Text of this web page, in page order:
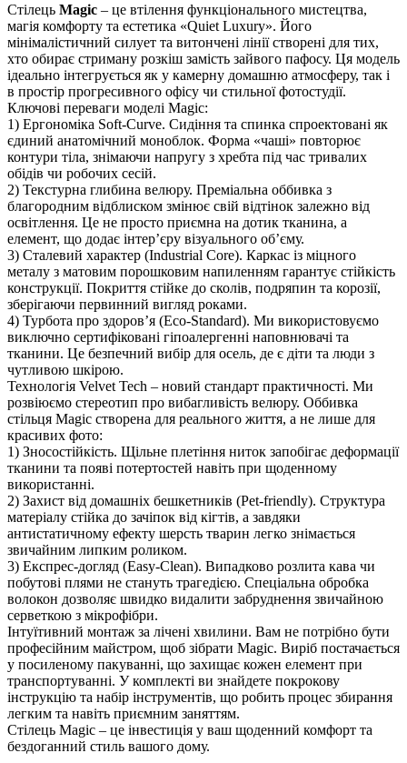
Стілець Magic – це втілення функціонального мистецтва,
магія комфорту та естетика «Quiet Luxury». Його
мінімалістичний силует та витончені лінії створені для тих,
хто обирає стриману розкіш замість зайвого пафосу. Ця модель
ідеально інтегрується як у камерну домашню атмосферу, так і
в простір прогресивного офісу чи стильної фотостудії.
Ключові переваги моделі Magic:
1) Ергономіка Soft-Curve. Сидіння та спинка спроектовані як
єдиний анатомічний моноблок. Форма «чаші» повторює
контури тіла, знімаючи напругу з хребта під час тривалих
обідів чи робочих сесій.
2) Текстурна глибина велюру. Преміальна оббивка з
благородним відблиском змінює свій відтінок залежно від
освітлення. Це не просто приємна на дотик тканина, а
елемент, що додає інтер’єру візуального об’єму.
3) Сталевий характер (Industrial Core). Каркас із міцного
металу з матовим порошковим напиленням гарантує стійкість
конструкції. Покриття стійке до сколів, подряпин та корозії,
зберігаючи первинний вигляд роками.
4) Турбота про здоров’я (Eco-Standard). Ми використовуємо
виключно сертифіковані гіпоалергенні наповнювачі та
тканини. Це безпечний вибір для осель, де є діти та люди з
чутливою шкірою.
Технологія Velvet Tech – новий стандарт практичності. Ми
розвіюємо стереотип про вибагливість велюру. Оббивка
стільця Magic створена для реального життя, а не лише для
красивих фото:
1) Зносостійкість. Щільне плетіння ниток запобігає деформації
тканини та появі потертостей навіть при щоденному
використанні.
2) Захист від домашніх бешкетників (Pet-friendly). Структура
матеріалу стійка до зачіпок від кігтів, а завдяки
антистатичному ефекту шерсть тварин легко знімається
звичайним липким роликом.
3) Експрес-догляд (Easy-Clean). Випадково розлита кава чи
побутові плями не стануть трагедією. Спеціальна обробка
волокон дозволяє швидко видалити забруднення звичайною
серветкою з мікрофібри.
Інтуїтивний монтаж за лічені хвилини. Вам не потрібно бути
професійним майстром, щоб зібрати Magic. Виріб постачається
у посиленому пакуванні, що захищає кожен елемент при
транспортуванні. У комплекті ви знайдете покрокову
інструкцію та набір інструментів, що робить процес збирання
легким та навіть приємним заняттям.
Стілець Magic – це інвестиція у ваш щоденний комфорт та
бездоганний стиль вашого дому.